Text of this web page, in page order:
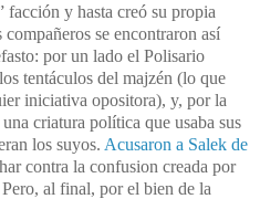
facción y hasta creó su propia
se encontraron así
por un lado el Polisario
tentáculos del majzén (lo que
iniciativa opositora), y, por la
criatura política que usaba sus
los suyos. Acusaron a Salek de
contra la confusion creada por
al final, por el bien de la